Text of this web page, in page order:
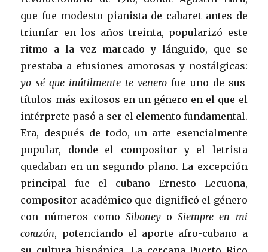
que fue modesto pianista de cabaret antes de
triunfar en los años treinta, popularizó este
ritmo a la vez marcado y lánguido, que se
prestaba a efusiones amorosas y nostálgicas:
yo sé que inútilmente te venerofue uno de sus
títulos más exitosos en un género en el que el
intérprete pasó a ser el elemento fundamental.
Era, después de todo, un arte esencialmente
popular, donde el compositor y el letrista
quedaban en un segundo plano. La excepción
principal fue el cubano Ernesto Lecuona,
compositor académico que dignificó el género
con números como Siboney oSiempre en mi
corazón, potenciando el aporte afro-cubano a